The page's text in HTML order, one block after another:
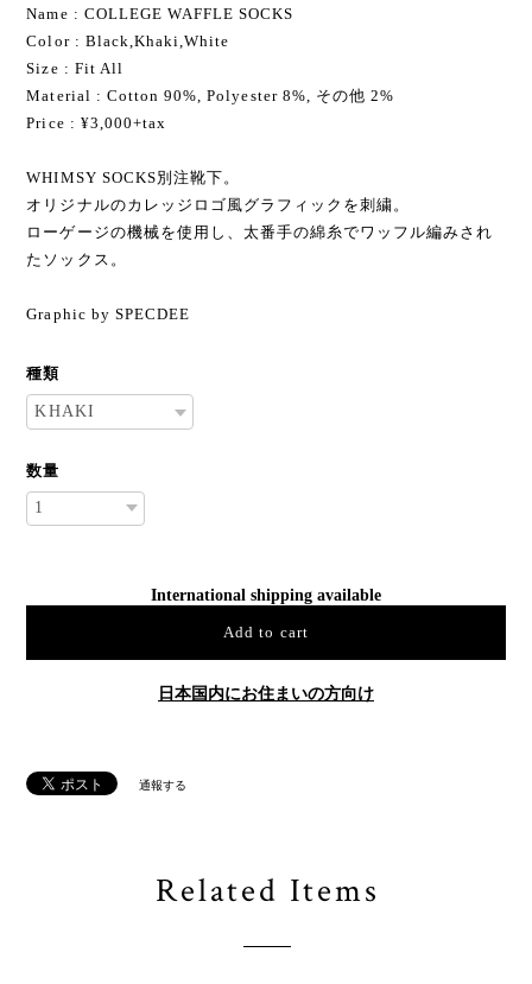
Name : COLLEGE WAFFLE SOCKS
Color : Black,Khaki,White
Size : Fit All
Material : Cotton 90%, Polyester 8%, その他 2%
Price : ¥3,000+tax
WHIMSY SOCKS別注靴下。
オリジナルのカレッジロゴ風グラフィックを刺繍。
ローゲージの機械を使用し、太番手の綿糸でワッフル編みされ
たソックス。
Graphic by SPECDEE
種類
数量
International shipping available
Add to cart
日本国内にお住まいの方向け
通報する
Related Items